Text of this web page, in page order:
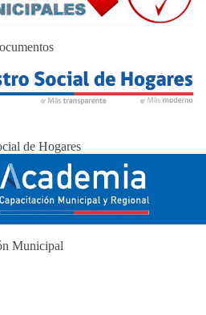
de Hogares
Municipal